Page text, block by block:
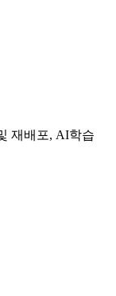
재배포, AI학습